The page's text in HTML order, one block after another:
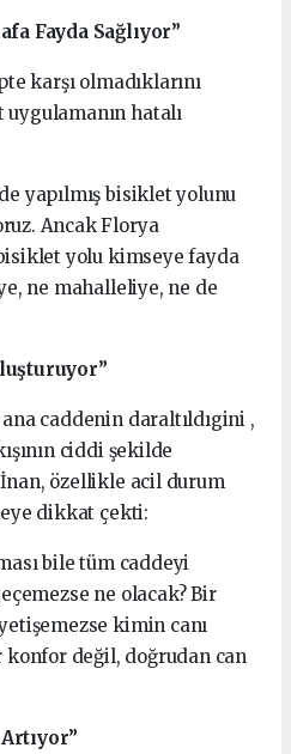
Fayda Sağlıyor”
karşı olmadıklarını
hatalı
yapılmış bisiklet yolunu
Ancak Florya
yolu kimseye fayda
ne mahalleliye, ne de
caddenin daraltıldıgini ,
ciddi şekilde
özellikle acil durum
dikkat çekti:
bile tüm caddeyi
ne olacak? Bir
kimin canı
değil, doğrudan can